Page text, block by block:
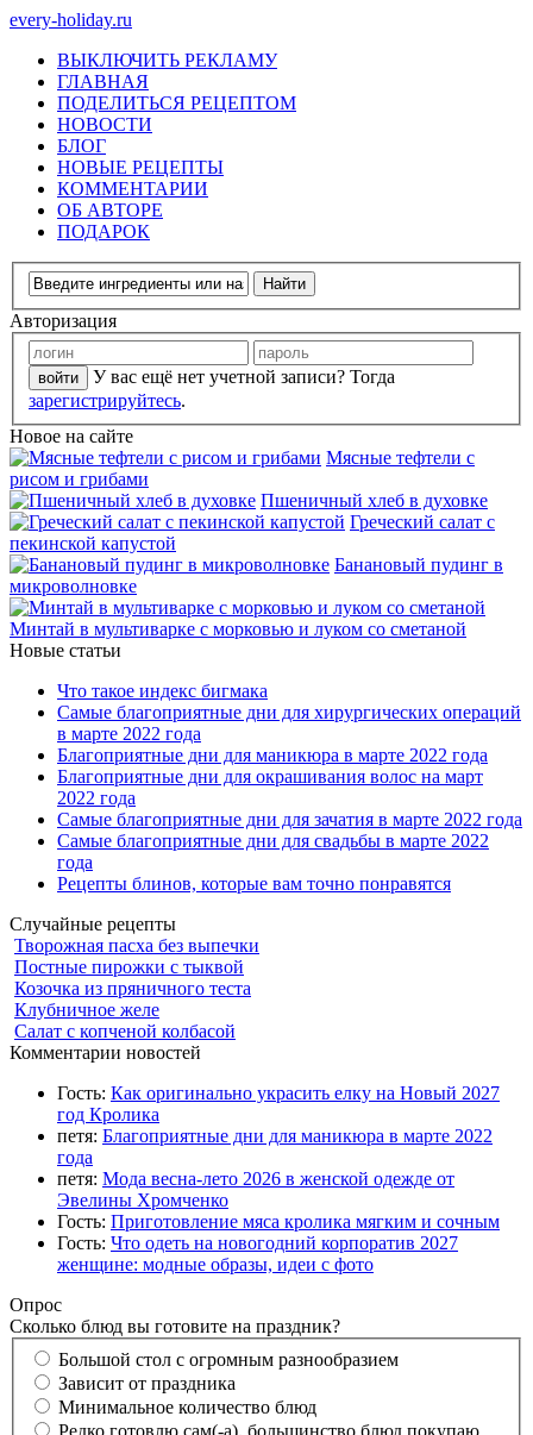
every-holiday.ru
ВЫКЛЮЧИТЬ РЕКЛАМУ
ГЛАВНАЯ
ПОДЕЛИТЬСЯ РЕЦЕПТОМ
НОВОСТИ
БЛОГ
НОВЫЕ РЕЦЕПТЫ
КОММЕНТАРИИ
ОБ АВТОРЕ
ПОДАРОК
Авторизация
У вас ещё нет учетной записи? Тогда
зарегистрируйтесь.
Новое на сайте
Мясные тефтели с
рисом и грибами
Пшеничный хлеб в духовке
Греческий салат с
пекинской капустой
Банановый пудинг в
микроволновке
Минтай в мультиварке с морковью и луком со сметаной
Новые статьи
Что такое индекс бигмака
Самые благоприятные дни для хирургических операций
в марте 2022 года
Благоприятные дни для маникюра в марте 2022 года
Благоприятные дни для окрашивания волос на март
2022 года
Самые благоприятные дни для зачатия в марте 2022 года
Самые благоприятные дни для свадьбы в марте 2022
года
Рецепты блинов, которые вам точно понравятся
Случайные рецепты
Творожная пасха без выпечки
Постные пирожки с тыквой
Козочка из пряничного теста
Клубничное желе
Салат с копченой колбасой
Комментарии новостей
Гость: Как оригинально украсить елку на Новый 2027
год Кролика
петя: Благоприятные дни для маникюра в марте 2022
года
петя: Мода весна-лето 2026 в женской одежде от
Эвелины Хромченко
Гость: Приготовление мяса кролика мягким и сочным
Гость: Что одеть на новогодний корпоратив 2027
женщине: модные образы, идеи с фото
Опрос
Сколько блюд вы готовите на праздник?
Большой стол с огромным разнообразием
Зависит от праздника
Минимальное количество блюд
Редко готовлю сам(-а), большинство блюд покупаю